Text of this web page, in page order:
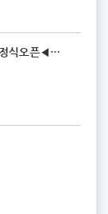
식오픈◀…